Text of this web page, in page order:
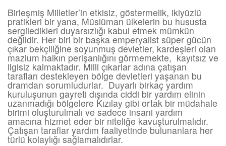
Birleşmiş Milletler’in etkisiz, göstermelik, ikiyüzlü
pratikleri bir yana, Müslüman ülkelerin bu hususta
sergiledikleri duyarsızlığı kabul etmek mümkün
değildir. Her biri bir başka emperyalist süper gücün
çıkar bekçiliğine soyunmuş devletler, kardeşleri olan
mazlum halkın perişanlığını görmemekte, kayıtsız ve
ilgisiz kalmaktadır. Milli çıkarlar adına çatışan
tarafları destekleyen bölge devletleri yaşanan bu
dramdan sorumludurlar. Duyarlı birkaç yardım
kuruluşunun gayreti dışında ciddi bir yardım elinin
uzanmadığı bölgelere Kızılay gibi ortak bir müdahale
birimi oluşturulmalı ve sadece insani yardım
amacına hizmet eder bir niteliğe kavuşturulmalıdır.
Çatışan taraflar yardım faaliyetinde bulunanlara her
türlü kolaylığı sağlamalıdırlar.